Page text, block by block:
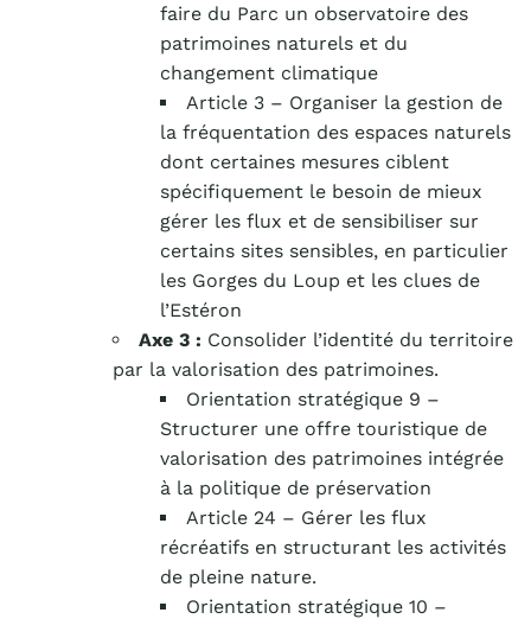
faire du Parc un observatoire des
patrimoines naturels et du
changement climatique
Article 3 – Organiser la gestion de
la fréquentation des espaces naturels
dont certaines mesures ciblent
spécifiquement le besoin de mieux
gérer les flux et de sensibiliser sur
certains sites sensibles, en particulier
les Gorges du Loup et les clues de
l’Estéron
Axe 3 : Consolider l’identité du territoire
par la valorisation des patrimoines.
Orientation stratégique 9 –
Structurer une offre touristique de
valorisation des patrimoines intégrée
à la politique de préservation
Article 24 – Gérer les flux
récréatifs en structurant les activités
de pleine nature.
Orientation stratégique 10 –